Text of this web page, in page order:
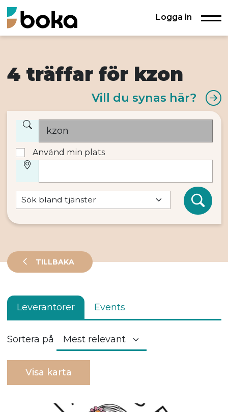
Logga in
Använd min plats
4 träffar för kzon
Vill du synas här?
TILLBAKA
Leverantörer Events
Sortera på
Visa karta